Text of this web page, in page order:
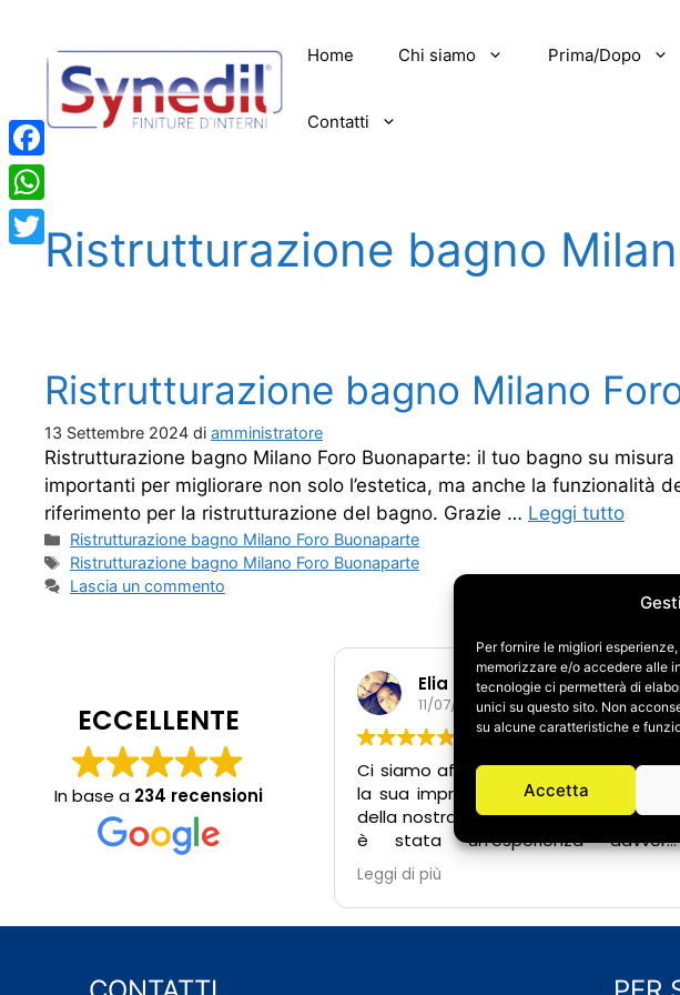
Per fornire le migliori
memorizzare e/o accedere alle
tecnologie ci permetterà di
unici su questo sito. Non
su alcune caratteristiche e
Accetta
contenuto
Home Chi siamo Prima/Dopo
Contatti
Ristrutturazione bagno
Ristrutturazione bagno Milano
13 Settembre 2024 di amministratore
Ristrutturazione bagno Milano Foro Buonaparte: il tuo bagno su
importanti per migliorare non solo l’estetica, ma anche la funzionalità
riferimento per la ristrutturazione del bagno. Grazie … Leggi tutto
Categorie
Ristrutturazione bagno Milano Foro Buonaparte
Tag
Ristrutturazione bagno Milano Foro Buonaparte
Lascia un commento
ECCELLENTE
In base a 234 recensioni
Elia e Irene Fagnani
11/07/2026
Ci siamo affidati a Salvatore Abate e
la sua impresa per la ristrutturazione
della nostra casa e possiamo dire che
è stata un’esperienza davvero
positiva. Fin dal primo contatto,
Salvatore si è dimostrato
estremamente disponibile: sempre
pronto a rispondere a domande e
lavoro, e attento a spiegare ogni fase
Leggi di più
Facebook
WhatsApp
Twitter